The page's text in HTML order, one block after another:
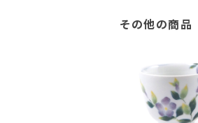
その他の商品